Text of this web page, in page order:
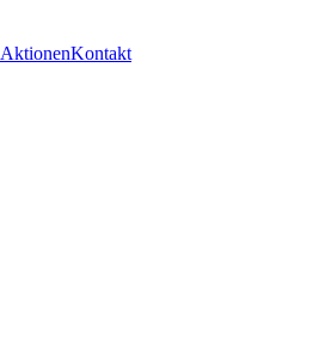
AktionenKontakt